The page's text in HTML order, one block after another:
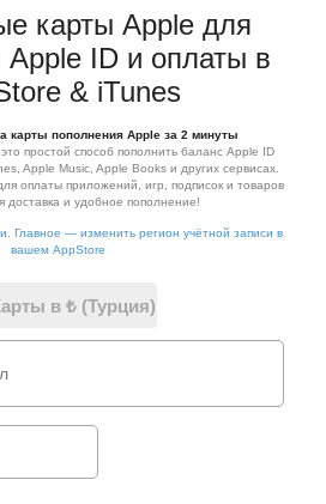
карты Apple для
Apple ID и оплаты в
& iTunes
карты пополнения Apple за 2 минуты
простой способ пополнить баланс Apple ID
Apple Music, Apple Books и других сервисах.
оплаты приложений, игр, подписок и товаров
доставка и удобное пополнение!
Главное — изменить регион учётной записи в
вашем AppStore
в ₺ (Турция)